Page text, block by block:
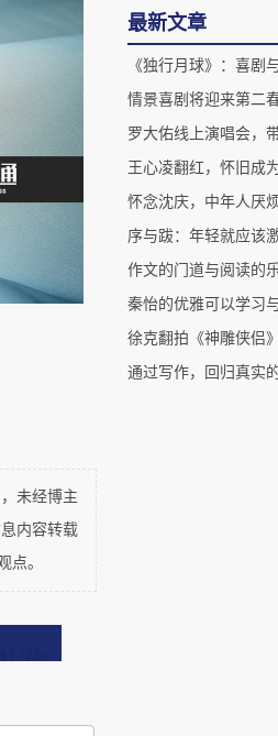
之一。
相伴。
说，学
却始终
生活与
丈夫的
二十余
于她作
还是家庭
未经博主
内容转载
点。
最新文章
《独行月球》：喜剧
情景喜剧将迎来第二
罗大佑线上演唱会，
王心凌翻红，怀旧成
怀念沈庆，中年人厌
序与跋：年轻就应该
作文的门道与阅读的
秦怡的优雅可以学习
徐克翻拍《神雕侠侣
通过写作，回归真实